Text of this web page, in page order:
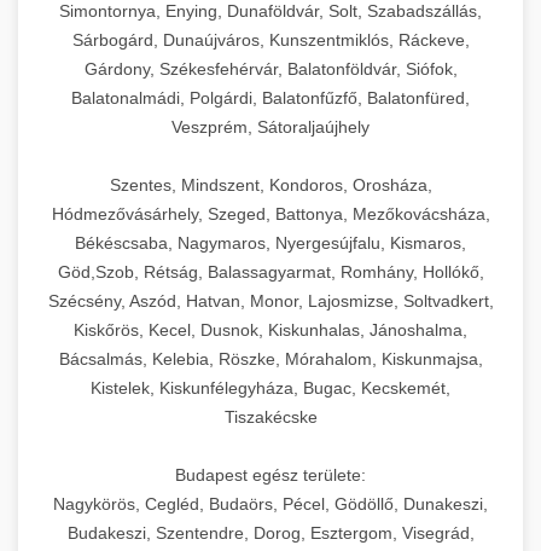
Simontornya, Enying, Dunaföldvár, Solt, Szabadszállás,
Sárbogárd, Dunaújváros, Kunszentmiklós, Ráckeve,
Gárdony, Székesfehérvár, Balatonföldvár, Siófok,
Balatonalmádi, Polgárdi, Balatonfűzfő, Balatonfüred,
Veszprém, Sátoraljaújhely
Szentes, Mindszent, Kondoros, Orosháza,
Hódmezővásárhely, Szeged, Battonya, Mezőkovácsháza,
Békéscsaba, Nagymaros, Nyergesújfalu, Kismaros,
Göd,Szob, Rétság, Balassagyarmat, Romhány, Hollókő,
Szécsény, Aszód, Hatvan, Monor, Lajosmizse, Soltvadkert,
Kiskőrös, Kecel, Dusnok, Kiskunhalas, Jánoshalma,
Bácsalmás, Kelebia, Röszke, Mórahalom, Kiskunmajsa,
Kistelek, Kiskunfélegyháza, Bugac, Kecskemét,
Tiszakécske
Budapest egész területe:
Nagykörös, Cegléd, Budaörs, Pécel, Gödöllő, Dunakeszi,
Budakeszi, Szentendre, Dorog, Esztergom, Visegrád,